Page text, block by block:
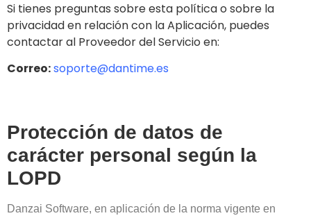
Si tienes preguntas sobre esta política o sobre la
privacidad en relación con la Aplicación, puedes
contactar al Proveedor del Servicio en:
Correo:soporte@dantime.es
Protección de datos de
carácter personal según la
LOPD
Danzai Software, en aplicación de la norma vigente en